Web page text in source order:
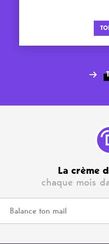
La crème
chaque mois